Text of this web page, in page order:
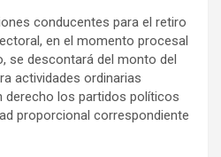
conducentes para el retiro
en el momento procesal
se descontará del monto del
actividades ordinarias
derecho los partidos políticos
proporcional correspondiente